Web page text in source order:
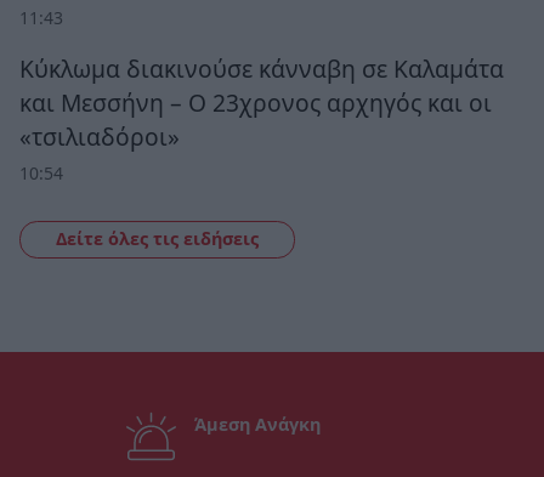
11:43
Κύκλωμα διακινούσε κάνναβη σε Καλαμάτα
και Μεσσήνη – Ο 23χρονος αρχηγός και οι
«τσιλιαδόροι»
10:54
Δείτε όλες τις ειδήσεις
Άμεση Ανάγκη